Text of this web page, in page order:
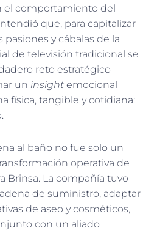
el comportamiento del
que, para capitalizar
y cábalas de la
de televisión tradicional se
reto estratégico
un insight emocional
física, tangible y cotidiana:
al baño no fue solo un
operativa de
Brinsa. La compañía tuvo
de suministro, adaptar
de aseo y cosméticos,
con un aliado